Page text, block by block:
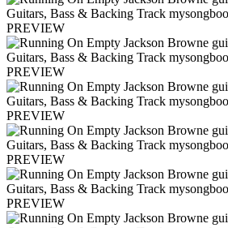
PREVIEW
PREVIEW
PREVIEW
PREVIEW
PREVIEW